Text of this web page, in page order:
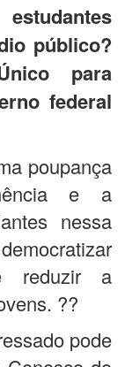
público?
para
federal
poupança
e a
nessa
reduzir a
??
pode